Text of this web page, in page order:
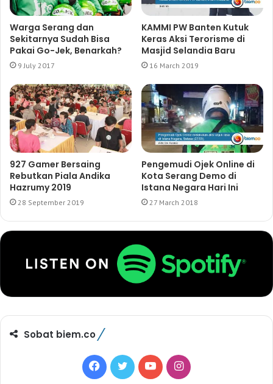
Warga Serang dan
Sekitarnya Sudah Bisa
Pakai Go-Jek, Benarkah?
9 July 2017
KAMMI PW Banten Kutuk
Keras Aksi Terorisme di
Masjid Selandia Baru
16 March 2019
927 Gamer Bersaing
Rebutkan Piala Andika
Hazrumy 2019
28 September 2019
Pengemudi Ojek Online di
Kota Serang Demo di
Istana Negara Hari Ini
27 March 2018
Sobat biem.co
F
T
Y
I